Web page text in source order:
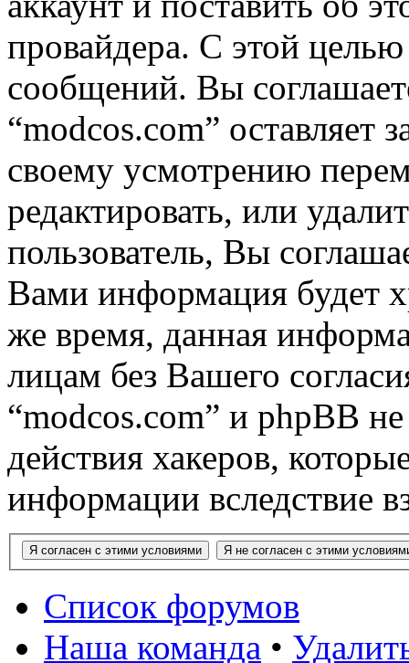
провайдера. С этой
сообщений. Вы
“modcos.com” оставляет
своему усмотрению
редактировать, или
пользователь, Вы
Вами информация будет
же время, данная
лицам без Вашего
“modcos.com” и phpBB не
действия хакеров,
информации вследствие
Список форумов
Наша команда •